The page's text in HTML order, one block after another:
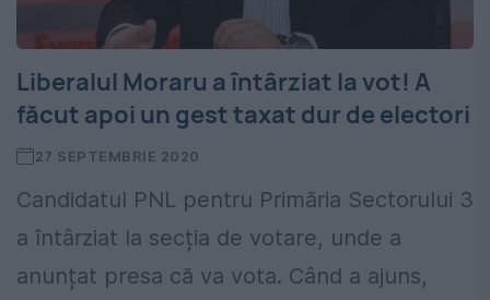
Liberalul Moraru a întârziat la vot! A
făcut apoi un gest taxat dur de electori
27 SEPTEMBRIE 2020
Candidatul PNL pentru Primăria Sectorului 3
a întârziat la secția de votare, unde a
anunțat presa că va vota. Când a ajuns,